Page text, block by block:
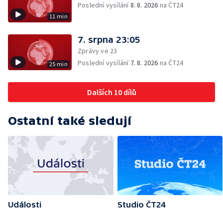
11 min
Poslední vysílání8. 8. 2026 na ČT24
25 min
7. srpna 23:05
Zprávy ve 23
Poslední vysílání 7. 8. 2026 na ČT24
Dalších 10 dílů
Ostatní také sledují
Události
Studio ČT24